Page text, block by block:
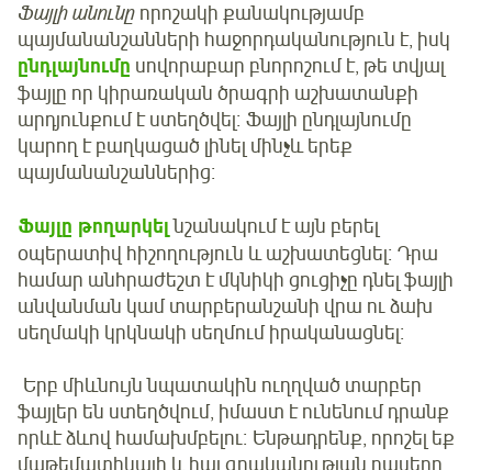
Ֆայլի անունը որոշակի քանակությամբ
պայմանանշանների հաջորդականություն է, իսկ
ընդլայնումը սովորաբար բնորոշում է, թե տվյալ
ֆայլը որ կիրառական ծրագրի աշխատանքի
արդյունքում է ստեղծվել։ Ֆայլի ընդլայնումը
կարող է բաղկացած լինել մինչև երեք
պայմանանշաններից։
Ֆայլը թողարկելնշանակում է այն բերել
օպերատիվ հիշողություն և աշխատեցնել։ Դրա
համար անհրաժեշտ է մկնիկի ցուցիչը դնել ֆայլի
անվանման կամ տարբերանշանի վրա ու ձախ
սեղմակի կրկնակի սեղմում իրականացնել։
Երբ միևնույն նպատակին ուղղված տարբեր
ֆայլեր են ստեղծվում, իմաստ է ունենում դրանք
որևէ ձևով համախմբելու։ Ենթադրենք, որոշել եք
մաթեմատիկայի և հայ գրականության դասերը